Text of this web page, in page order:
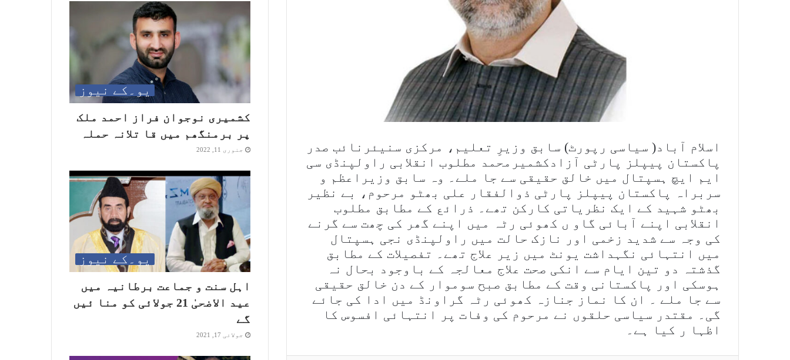
اسلام آباد( سیاسی رپورٹ) سابق وزیرِ تعلیم، مرکزی سنیئرنائب صدر
پاکستان پیپلز پارٹی آزادکشمیرمحمد مطلوب انقلابی راولپنڈی سی
ایم ایچ ہسپتال میں خالق حقیقی سے جا ملے۔ وہ سابق وزیراعظم و
سربراہ پاکستان پیپلز پارٹی ذوالفقار علی بھٹو مرحوم، بے نظیر
بھٹو شہید کے ایک نظریاتی کارکن تھے۔ ذرائع کے مطابق مطلوب
انقلابی اپنے آبائی گاو ں کھوئی رٹہ میں اپنے گھر کی چھت سے گرنے
کی وجہ سے شدید زخمی اور نازک حالت میں راولپنڈی نجی ہسپتال
میں انتہائی نگہداشت یونٹ میں زیر علاج تھے۔ تفصیلات کے مطابق
گذشتہ دو تین ایام سے انکی صحت علاج معالجہ کے باوجود بحال نہ
ہوسکی اور پاکستانی وقت کے مطابق صبح سوموار کے دن خالق حقیقی
سے جا ملے ۔ ان کا نماز جنازہ کھوئی رٹہ گراونڈ میں ادا کی جائے
گی۔ مقتدر سیاسی حلقوں نے مرحوم کی وفات پر انتہائی افسوس کا
اظہا ر کیا ہے۔
یو۔کے نیوز
کشمیری نوجوان فراز احمد ملک
پر برمنگھم میں قا تلانہ حملہ
جنوری 11, 2022
یو۔کے نیوز
اہل سنت و جماعت برطانیہ میں
عید الاضحیٰ 21 جولائی کو منا ئیں
گے
جولائی 17, 2021